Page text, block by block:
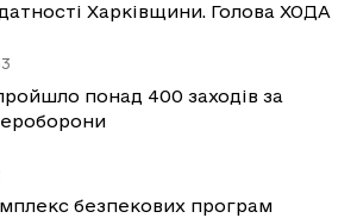
Харківщини. Голова ХОДА
понад 400 заходів за
безпекових програм